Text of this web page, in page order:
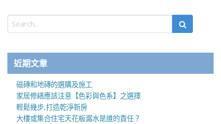
近期文章
磁磚和地磚的選購及施工
家居修繕應該注意【色彩與色系】之選擇
輕鬆幾步,打造乾淨新房
大樓或集合住宅天花板漏水是誰的責任？